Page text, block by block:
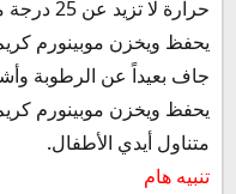
حرارة لا تزيد عن 25 درجة مئوية.
جاف بعيداً عن الرطوبة
متناول أيدي الأطفال.
تنبيه هام